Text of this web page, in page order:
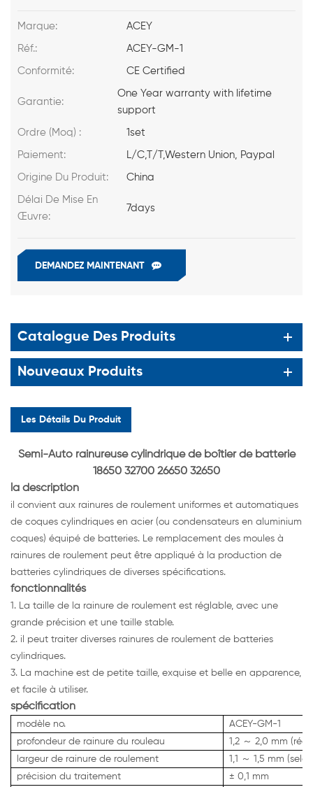
Marque: ACEY
Réf.: ACEY-GM-1
Conformité: CE Certified
Garantie:
One Year warranty with lifetime
support
Ordre (Moq) : 1set
Paiement: L/C,T/T,Western Union, Paypal
Origine Du Produit: China
Délai De Mise En
Œuvre:
7days
DEMANDEZ MAINTENANT
Catalogue Des Produits
Nouveaux Produits
Les Détails Du Produit
Semi-Auto rainureuse cylindrique de boîtier de batterie
18650 32700 26650 32650
la description
il convient aux rainures de roulement uniformes et automatiques
de coques cylindriques en acier (ou condensateurs en aluminium
coques) équipé de batteries. Le remplacement des moules à
rainures de roulement peut être appliqué à la production de
batteries cylindriques de diverses spécifications.
fonctionnalités
1. La taille de la rainure de roulement est réglable, avec une
grande précision et une taille stable.
2. il peut traiter diverses rainures de roulement de batteries
cylindriques.
3. La machine est de petite taille, exquise et belle en apparence,
et facile à utiliser.
spécification
modèle no.
ACEY-GM-1
profondeur de rainure du rouleau
1,2 ～ 2,0 mm
largeur de rainure de roulement
1,1 ～ 1,5 mm
précision du traitement
± 0,1 mm